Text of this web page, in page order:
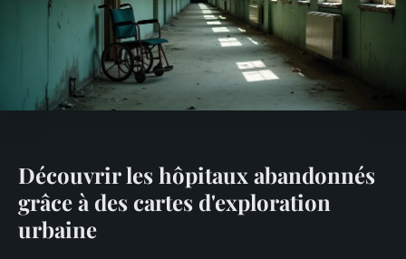
Découvrir les hôpitaux abandonnés
grâce à des cartes d'exploration
urbaine